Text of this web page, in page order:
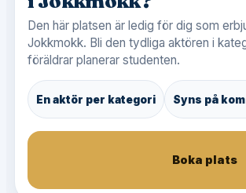
Den här platsen är ledig för dig som
Jokkmokk. Bli den tydliga aktören i
föräldrar planerar studenten.
En aktör per kategori Syns på
Boka plats